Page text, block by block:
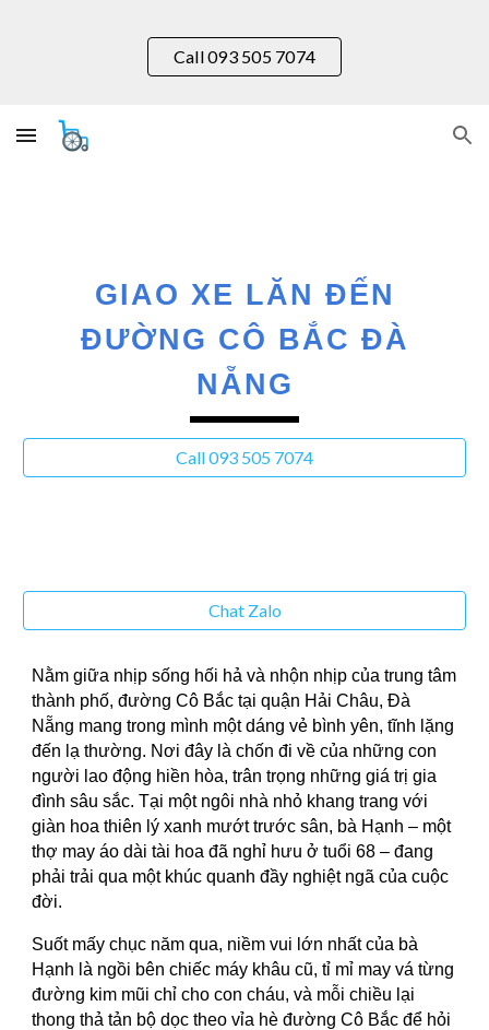
Skip to main content Skip to navigation
Call 093 505 7074
GIAO XE LĂN ĐẾN
ĐƯỜNG CÔ BẮC ĐÀ
NẴNG
Call 093 505 7074
Chat Zalo
Nằm giữa nhịp sống hối hả và nhộn nhịp của trung tâm
thành phố, đường Cô Bắc tại quận Hải Châu, Đà
Nẵng mang trong mình một dáng vẻ bình yên, tĩnh lặng
đến lạ thường. Nơi đây là chốn đi về của những con
người lao động hiền hòa, trân trọng những giá trị gia
đình sâu sắc. Tại một ngôi nhà nhỏ khang trang với
giàn hoa thiên lý xanh mướt trước sân, bà Hạnh – một
thợ may áo dài tài hoa đã nghỉ hưu ở tuổi 68 – đang
phải trải qua một khúc quanh đầy nghiệt ngã của cuộc
đời.
Suốt mấy chục năm qua, niềm vui lớn nhất của bà
Hạnh là ngồi bên chiếc máy khâu cũ, tỉ mỉ may vá từng
đường kim mũi chỉ cho con cháu, và mỗi chiều lại
thong thả tản bộ dọc theo vỉa hè đường Cô Bắc để hỏi